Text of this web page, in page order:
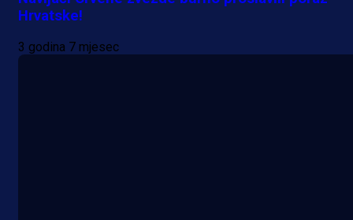
Hrvatske!
3 godina 7 mjesec